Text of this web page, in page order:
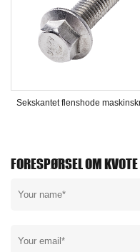
flenshode maskinskrue
FORESPØRSEL OM KVOTE